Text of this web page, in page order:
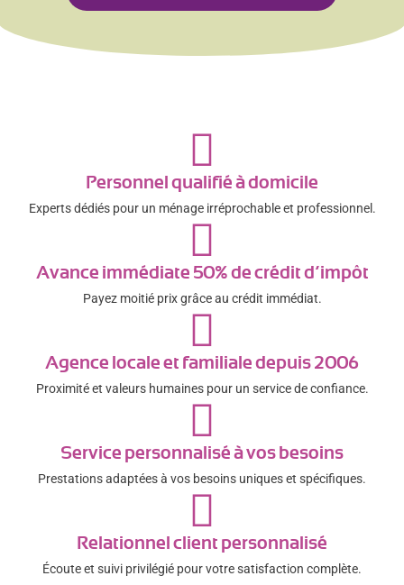
Personnel qualifié à domicile
Experts dédiés pour un ménage irréprochable et professionnel.
Avance immédiate 50% de crédit d’impôt
Payez moitié prix grâce au crédit immédiat.
Agence locale et familiale depuis 2006
Proximité et valeurs humaines pour un service de confiance.
Service personnalisé à vos besoins
Prestations adaptées à vos besoins uniques et spécifiques.
Relationnel client personnalisé
Écoute et suivi privilégié pour votre satisfaction complète.